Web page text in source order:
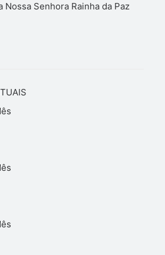
Nossa Senhora Rainha da Paz